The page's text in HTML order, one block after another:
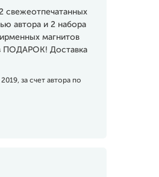
свежеотпечатанных
автора и 2 набора
магнитов
ПОДАРОК! Доставка
за счет автора по